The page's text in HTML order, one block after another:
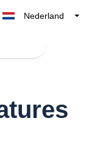
Nederland
België
UK